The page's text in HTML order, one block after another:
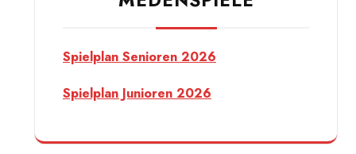
Spielplan Senioren 2026
Spielplan Junioren 2026